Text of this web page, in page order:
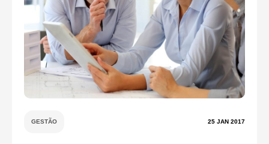
GESTÃO 25 JAN 2017